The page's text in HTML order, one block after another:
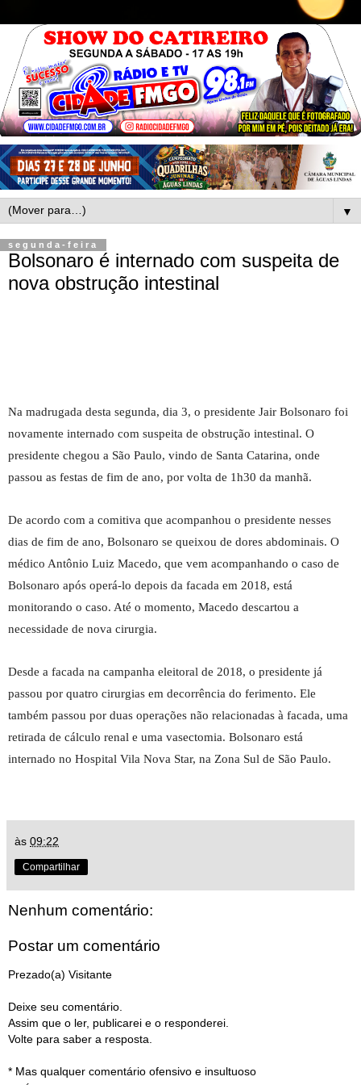
▼
segunda-feira
Bolsonaro é internado com suspeita de
nova obstrução intestinal
Na madrugada desta segunda, dia 3, o presidente Jair Bolsonaro foi
novamente internado com suspeita de obstrução intestinal. O
presidente chegou a São Paulo, vindo de Santa Catarina, onde
passou as festas de fim de ano, por volta de 1h30 da manhã.
De acordo com a comitiva que acompanhou o presidente nesses
dias de fim de ano, Bolsonaro se queixou de dores abdominais. O
médico Antônio Luiz Macedo, que vem acompanhando o caso de
Bolsonaro após operá-lo depois da facada em 2018, está
monitorando o caso. Até o momento, Macedo descartou a
necessidade de nova cirurgia.
Desde a facada na campanha eleitoral de 2018, o presidente já
passou por quatro cirurgias em decorrência do ferimento. Ele
também passou por duas operações não relacionadas à facada, uma
retirada de cálculo renal e uma vasectomia. Bolsonaro está
internado no Hospital Vila Nova Star, na Zona Sul de São Paulo.
às 09:22
Compartilhar
Nenhum comentário:
Postar um comentário
Prezado(a) Visitante
Deixe seu comentário.
Assim que o ler, publicarei e o responderei.
Volte para saber a resposta.
* Mas qualquer comentário ofensivo e insultuoso